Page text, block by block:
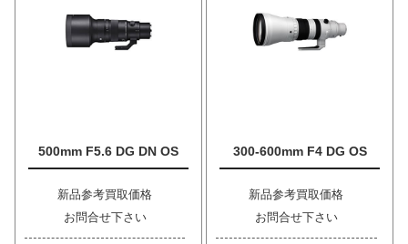
500mm F5.6 DG DN OS
新品参考買取価格
お問合せ下さい
300-600mm F4 DG OS
新品参考買取価格
お問合せ下さい